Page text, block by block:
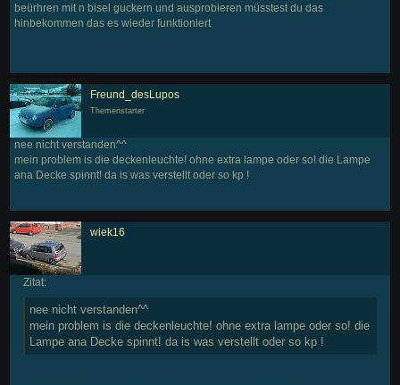
beürhren mit n bisel guckern und ausprobieren müsstest du das
hinbekommen das es wieder funktioniert
Freund_desLupos
Themenstarter
nee nicht verstanden^^
mein problem is die deckenleuchte! ohne extra lampe oder so! die Lampe
ana Decke spinnt! da is was verstellt oder so kp !
wiek16
Zitat:
nee nicht verstanden^^
mein problem is die deckenleuchte! ohne extra lampe oder so! die
Lampe ana Decke spinnt! da is was verstellt oder so kp !